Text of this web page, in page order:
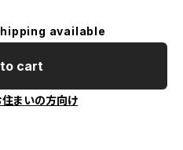
available
cart
まいの方向け